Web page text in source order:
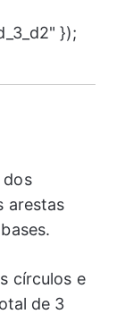
});
dos
arestas
círculos e
de 3